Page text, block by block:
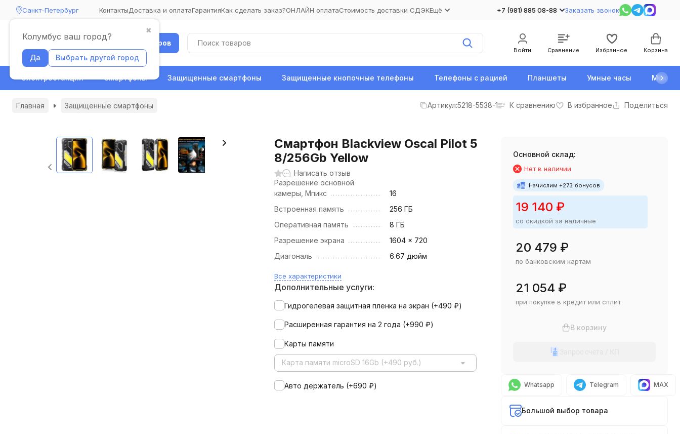
Санкт-Петербург
✖
Колумбус ваш город?
Да Выбрать другой город
КонтактыДоставка и оплатаГарантияКак сделать заказ?ОНЛАЙН оплатаСтоимость доставки СДЭКЕщё +7 (981) 885 08-88 Заказать звонок
Каталог товаров
Войти Сравнение Избранное Корзина
Электростанции Смартфоны Защищенные смартфоны Защищенные кнопочные телефоны Телефоны с рацией Планшеты Умные часы
Главная Защищенные смартфоны Артикул:5218-5538-1 К сравнению В избранное Поделиться
Смартфон Blackview Oscal Pilot 5
8/256Gb Yellow
Написать отзыв
Разрешение основной
камеры, Мпикс
16
Встроенная память
256 ГБ
Оперативная память
8 ГБ
Разрешение экрана
1604 × 720
Диагональ
6.67 дюйм
Все характеристики
Дополнительные услуги:
Гидрогелевая защитная пленка на экран (+490₽)
Расширенная гарантия на 2 года (+990₽)
Карты памяти
Карта памяти microSD 16Gb (+490 руб.)
Авто держатель (+690₽)
Основной склад:
Нет в наличии
Начислим +273 бонусов
19 140 ₽
со скидкой за наличные
20 479 ₽
по банковским картам
21 054 ₽
при покупке в кредит или сплит
В корзину
Whatsapp Telegram MAX
Большой выбор товара